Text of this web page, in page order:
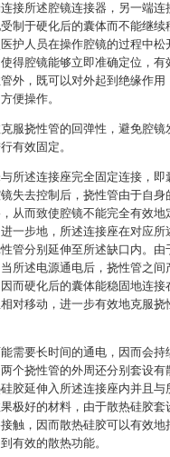
接所述腔镜连接器，另一端连
制于硬化后的囊体而不能继续
护人员在操作腔镜的过程中松
得腔镜能够立即准确定位，有
外，既可以对外起到绝缘作用
便操作。
服挠性管的回弹性，避免腔镜
有效固定。
所述连接座完全固定连接，即
失去控制后，挠性管由于自身
从而致使腔镜不能完全有效地
一步地，所述连接座在对应所
管分别延伸至所述缺口内。由
所述电源通电后，挠性管之间
而硬化后的囊体能稳固地连接
对移动，进一步有效地克服挠
需要长时间的通电，因而会持
个挠性管的外周还分别套设有
胶延伸入所述连接座内并且与
极好的材料，由于散热硅胶套
触，因而散热硅胶可以有效地
有效的散热功能。